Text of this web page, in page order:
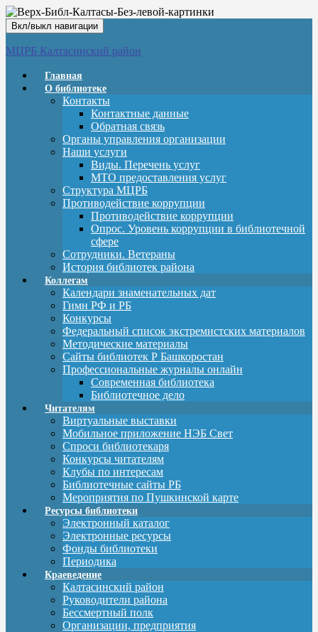
Вкл/выкл навигации
МЦРБ Калтасинский район
Главная
О библиотеке
Контакты
Контактные данные
Обратная связь
Органы управления организации
Наши услуги
Виды. Перечень услуг
МТО предоставления услуг
Структура МЦРБ
Противодействие коррупции
Противодействие коррупции
Опрос. Уровень коррупции в библиотечной
сфере
Сотрудники. Ветераны
История библиотек района
Коллегам
Календари знаменательных дат
Гимн РФ и РБ
Конкурсы
Федеральный список экстремистских материалов
Методические материалы
Сайты библиотек Р Башкоростан
Профессиональные журналы онлайн
Современная библиотека
Библиотечное дело
Читателям
Виртуальные выставки
Мобильное приложение НЭБ Свет
Спроси библиотекаря
Конкурсы читателям
Клубы по интересам
Библиотечные сайты РБ
Мероприятия по Пушкинской карте
Ресурсы библиотеки
Электронный каталог
Электронные ресурсы
Фонды библиотеки
Периодика
Краеведение
Калтасинский район
Руководители района
Бессмертный полк
Организации, предприятия